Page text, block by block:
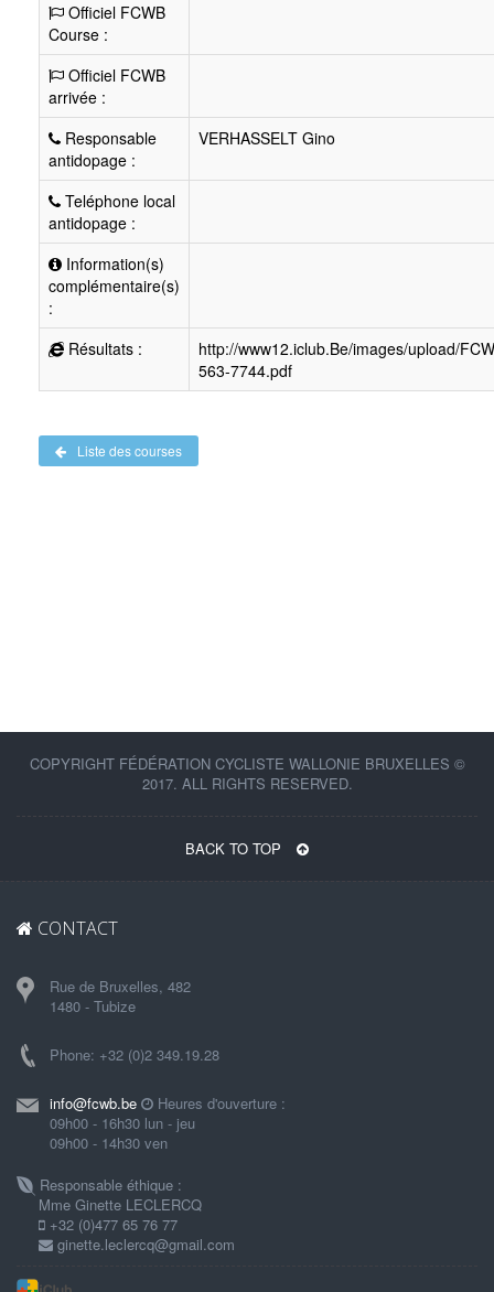
Officiel FCWB
Course :
Officiel FCWB
arrivée :
Responsable
antidopage :
VERHASSELT Gino
Teléphone local
antidopage :
Information(s)
complémentaire(s)
:
Résultats :
http://www12.iclub.Be/images/upload/
563-7744.pdf
Liste des courses
COPYRIGHT FÉDÉRATION CYCLISTE WALLONIE BRUXELLES ©
2017. ALL RIGHTS RESERVED.
BACK TO TOP
CONTACT
Rue de Bruxelles, 482
1480 - Tubize
Phone: +32 (0)2 349.19.28
info@fcwb.be
Heures d'ouverture :
09h00 - 16h30 lun - jeu
09h00 - 14h30 ven
Responsable éthique :
Mme Ginette LECLERCQ
+32 (0)477 65 76 77
ginette.leclercq@gmail.com